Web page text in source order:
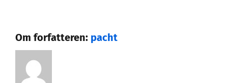
Om forfatteren: pacht